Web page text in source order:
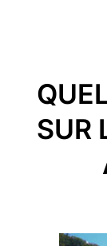
SUR